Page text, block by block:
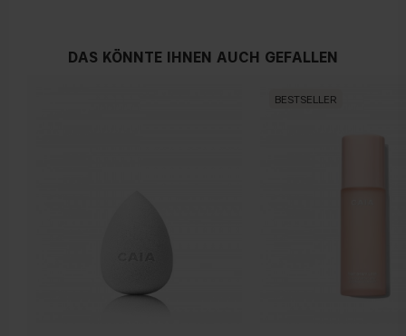
DAS KÖNNTE IHNEN AUCH GEFALLEN
BESTSELLER